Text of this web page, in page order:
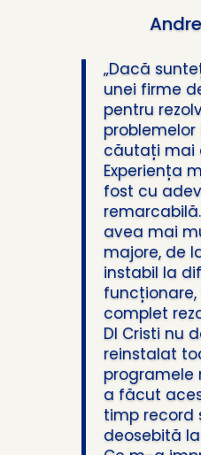
„Dacă
unei firme
pentru
problemelor
căutați mai
Experiența
fost cu
avea mai
majore, de
instabil la
complet
Dl Cristi nu
reinstalat
programele
a făcut
timp record
deosebită